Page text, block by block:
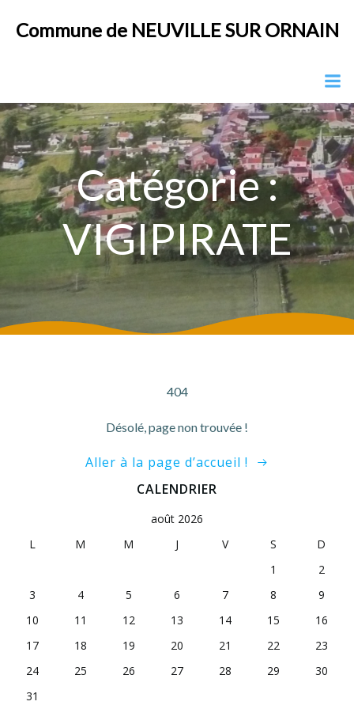
au
Commune de NEUVILLE SUR ORNAIN
Catégorie :
VIGIPIRATE
404
Désolé, page non trouvée !
Aller à la page d’accueil !
CALENDRIER
août 2026
L
M M J V S
D
1
2
3
4 5 6 7 8
9
10
11 12 13 14 15
16
17
18 19 20 21 22
23
24
25 26 27 28 29
30
31